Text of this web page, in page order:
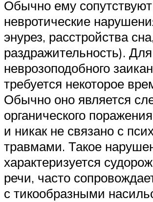
Обычно ему
невротические
энурез, расстройства
раздражительность).
неврозоподобного
требуется некоторое
Обычно оно является
органического
и никак не связано с
травмами. Такое
характеризуется
речи, часто
с тикообразными